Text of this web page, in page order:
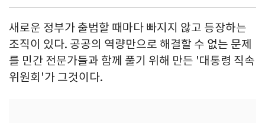
새로운 정부가 출범할 때마다 빠지지 않고 등장하는
조직이 있다. 공공의 역량만으로 해결할 수 없는 문제
를 민간 전문가들과 함께 풀기 위해 만든 '대통령 직속
위원회'가 그것이다.